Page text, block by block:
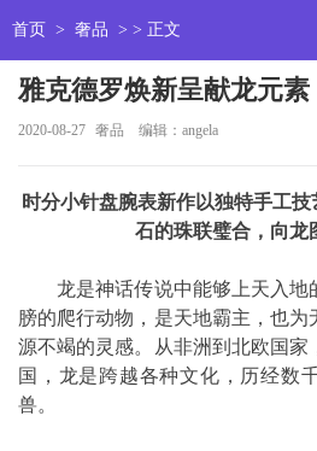
首页 > 奢品 > > 正文
雅克德罗焕新呈献龙元素
2020-08-27 奢品 编辑：angela
时分小针盘腕表新作以独特手工
石的珠联璧合，向龙
龙是神话传说中能够上天入地
膀的爬行动物，是天地霸主，也
源不竭的灵感。从非洲到北欧国家
国，龙是跨越各种文化，历经数
兽。